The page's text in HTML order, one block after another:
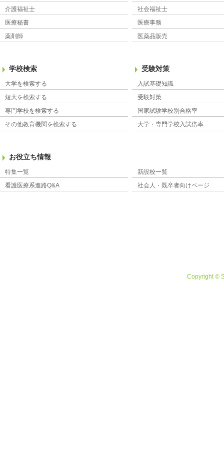
介護福祉士
社会福祉士
医療秘書
医療事務
薬剤師
医薬品販売
学校検索
大学を検索する
短大を検索する
専門学校を検索する
その他教育機関を検索する
受験対策
入試基礎知識
受験対策
国家試験学校別合格率
大学・専門学校入試倍率
お役立ち情報
特集一覧
新設校一覧
看護医療系進路Q&A
社会人・既卒者向けページ
Copyright ©